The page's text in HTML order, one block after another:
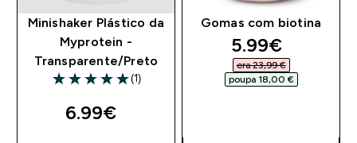
Minishaker Plástico da
Myprotein -
Transparente/Preto
5 out of 5 stars
(1)
6.99€‎
Gomas com biotina
discounted
5.99€‎
era 23,99 €‎
poupa 18,00 €‎